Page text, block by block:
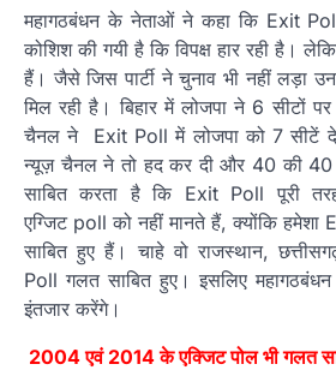
महागठबंधन के नेताओं ने कहा कि Exit
कोशिश की गयी है कि विपक्ष हार रही है।
हैं। जैसे जिस पार्टी ने चुनाव भी नहीं लड़ा
मिल रही है। बिहार में लोजपा ने 6 सीटों
चैनल ने Exit Poll में लोजपा को 7 सीटें
न्यूज़ चैनल ने तो हद कर दी और 40 की 40
साबित करता है कि Exit Poll पूरी
एग्जिट poll को नहीं मानते हैं, क्‍योंकि
साबित हुए हैं। चाहे वो राजस्‍थान,
Poll गलत साबित हुए। इसलिए
इंतजार करेंगे।
2004 एवं 2014 के एक्जिट पोल भी गलत